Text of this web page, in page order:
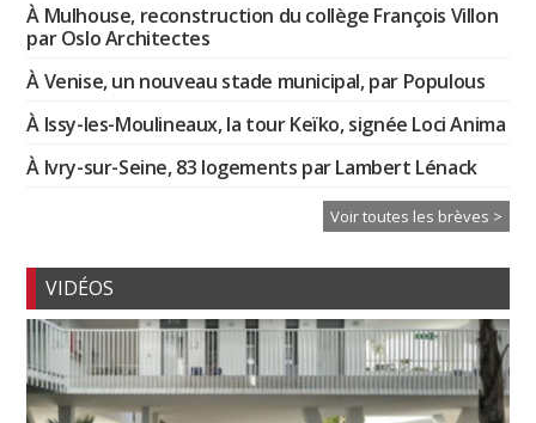
À Mulhouse, reconstruction du collège François Villon
par Oslo Architectes
À Venise, un nouveau stade municipal, par Populous
À Issy-les-Moulineaux, la tour Keïko, signée Loci Anima
À Ivry-sur-Seine, 83 logements par Lambert Lénack
Voir toutes les brèves >
VIDÉOS